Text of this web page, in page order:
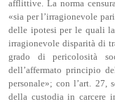
afflittive. La norma
«sia per l’irragionevole
delle ipotesi per le quali la
irragionevole disparità di
grado di pericolosità
dell’affermato principio
personale»; con l’art. 27,
della custodia in carcere